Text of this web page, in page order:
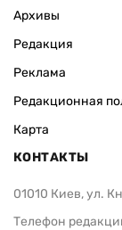
Архивы
Редакция
Реклама
Редакционная
Карта
КОНТАКТЫ
01010 Киев, ул.
Телефон